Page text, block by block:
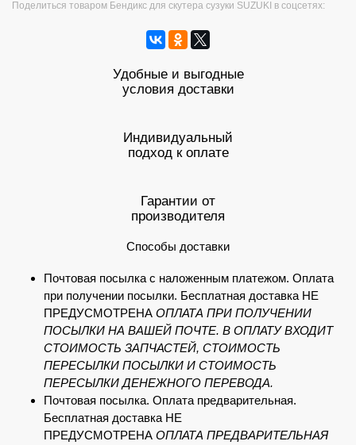
Поделиться товаром Бендикc для скутера сузуки SUZUKI в соцсетях:
Удобные и выгодные
условия доставки
Индивидуальный
подход к оплате
Гарантии от
производителя
Способы доставки
Почтовая посылка с наложенным платежом. Оплата
при получении посылки. Бесплатная доставка НЕ
ПРЕДУСМОТРЕНА ОПЛАТА ПРИ ПОЛУЧЕНИИ
ПОСЫЛКИ НА ВАШЕЙ ПОЧТЕ. В ОПЛАТУ ВХОДИТ
СТОИМОСТЬ ЗАПЧАСТЕЙ, СТОИМОСТЬ
ПЕРЕСЫЛКИ ПОСЫЛКИ И СТОИМОСТЬ
ПЕРЕСЫЛКИ ДЕНЕЖНОГО ПЕРЕВОДА.
Почтовая посылка. Оплата предварительная.
Бесплатная доставка НЕ
ПРЕДУСМОТРЕНА ОПЛАТА ПРЕДВАРИТЕЛЬНАЯ